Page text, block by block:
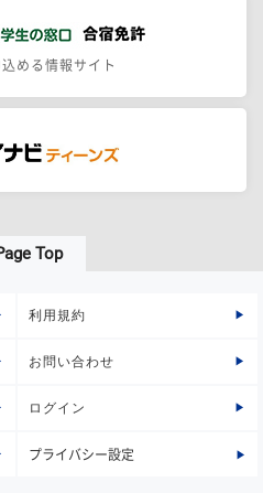
める情報サイト
Top
利用規約
お問い合わせ
ログイン
プライバシー設定